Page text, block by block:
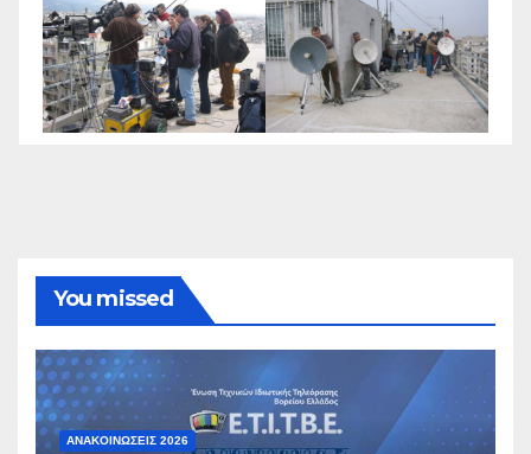
You missed
ΑΝΑΚΟΙΝΏΣΕΙΣ 2026